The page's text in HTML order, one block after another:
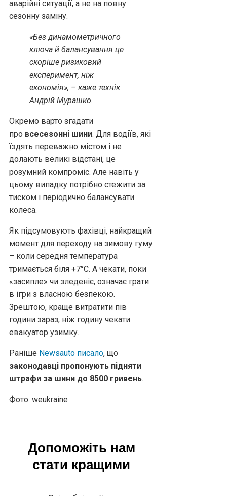
аварійні ситуації, а не на повну
сезонну заміну.
«Без динамометричного
ключа й балансування це
скоріше ризиковий
експеримент, ніж
економія», – каже технік
Андрій Мурашко.
Окремо варто згадати
про всесезонні шини. Для водіїв, які
їздять переважно містом і не
долають великі відстані, це
розумний компроміс. Але навіть у
цьому випадку потрібно стежити за
тиском і періодично балансувати
колеса.
Як підсумовують фахівці, найкращий
момент для переходу на зимову гуму
– коли середня температура
тримається біля +7°C. А чекати, поки
«засипле» чи зледеніє, означає грати
в ігри з власною безпекою.
Зрештою, краще витратити пів
години зараз, ніж годину чекати
евакуатор узимку.
Раніше Newsauto писало, що
законодавці пропонують підняти
штрафи за шини до 8500 гривень.
Фото: weukraine
Допоможіть нам
стати кращими